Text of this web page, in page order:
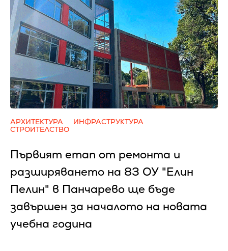
АРХИТЕКТУРА
ИНФРАСТРУКТУРА
СТРОИТЕЛСТВО
Първият етап от ремонта и
разширяването на 83 ОУ "Елин
Пелин" в Панчарево ще бъде
завършен за началото на новата
учебна година